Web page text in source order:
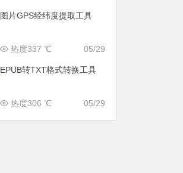
图片GPS经纬度提取工具
05/29
热度337 ℃
EPUB转TXT格式转换工具
05/29
热度306 ℃